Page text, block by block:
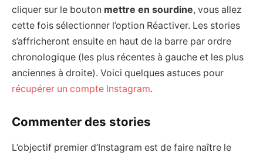
cliquer sur le bouton mettre en sourdine, vous allez
cette fois sélectionner l’option Réactiver. Les stories
s’affricheront ensuite en haut de la barre par ordre
chronologique (les plus récentes à gauche et les plus
anciennes à droite). Voici quelques astuces pour
récupérer un compte Instagram.
Commenter des stories
L’objectif premier d’Instagram est de faire naître le